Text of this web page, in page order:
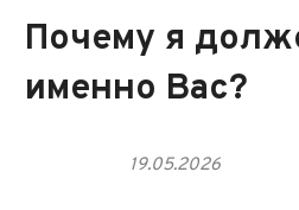
Почему я
именно Вас?
19.05.2026